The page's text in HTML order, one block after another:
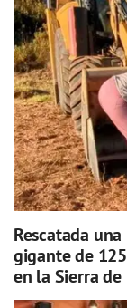
Rescatada
gigante de
en la Sierra